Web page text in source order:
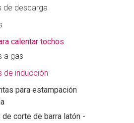
de descarga
calentar tochos
a gas
de inducción
para estampación
de corte de barra latón -